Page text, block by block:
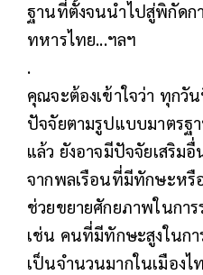
ฐานที่ตั้งจนนำไปสู่พิกัดก
ทหารไทย...ฯลฯ
.
คุณจะต้องเข้าใจว่า ทุกวั
ปัจจัยตามรูปแบบมาตรฐ
แล้ว ยังอาจมีปัจจัยเสริม
จากพลเรือนที่มีทักษะห
ช่วยขยายศักยภาพในกา
เช่น คนที่มีทักษะสูงในกา
เป็นจำนวนมากในเมือง